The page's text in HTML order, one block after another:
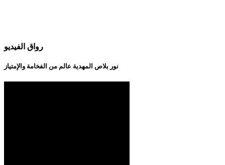
رواق الفيديو
نور بلاص المهدية عالم من الفخامة والإمتياز